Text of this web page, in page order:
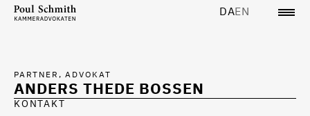
DAEN
ANDERS THEDE BOSSEN
PARTNER, ADVOKAT
KONTAKT